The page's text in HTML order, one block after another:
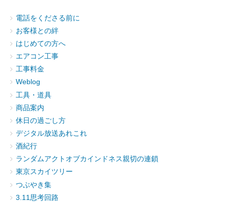
電話をくださる前に
お客様との絆
はじめての方へ
エアコン工事
工事料金
Weblog
工具・道具
商品案内
休日の過ごし方
デジタル放送あれこれ
酒紀行
ランダムアクトオブカインドネス親切の連鎖
東京スカイツリー
つぶやき集
3.11思考回路